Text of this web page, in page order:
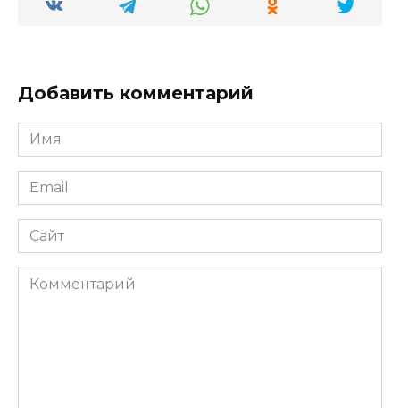
Добавить комментарий
Имя
*
Email
*
Сайт
Комментарий